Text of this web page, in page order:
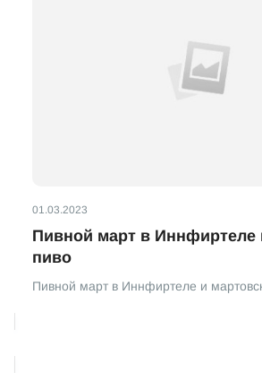
01.03.2023
Пивной март в Иннфиртеле
пиво
Пивной март в Иннфиртеле и